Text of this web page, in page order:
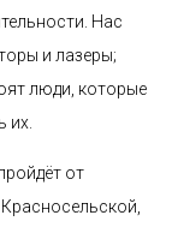
Нас
и лазеры;
люди, которые
их.
от